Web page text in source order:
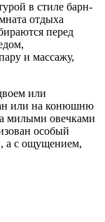
в стиле барн-
отдыха
перед
и массажу,
или
или на конюшню
милыми овечками
особый
а с ощущением,